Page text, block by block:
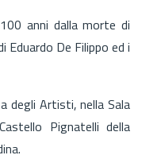
anni dalla morte di
Eduardo De Filippo ed i
degli Artisti, nella Sala
Pignatelli della